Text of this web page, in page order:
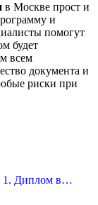
в Москве прост и
и
помогут
будет
всем
документа и
риски при
- 1. Диплом в…